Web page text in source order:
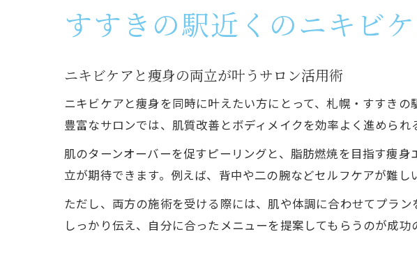
ピーリングで
ピーリン
痩身も叶
ニキビケ
ニキビケアを
効果的な
すすきの
北海道札
すすきの駅近くのニキビ
ニキビケアと痩身の両立が叶うサロン活用術
ニキビケアと痩身を同時に叶えたい方にとって、札幌・すすき
豊富なサロンでは、肌質改善とボディメイクを効率よく進められ
肌のターンオーバーを促すピーリングと、脂肪燃焼を目指す痩
立が期待できます。例えば、背中や二の腕などセルフケアが難
ただし、両方の施術を受ける際には、肌や体調に合わせてプラ
しっかり伝え、自分に合ったメニューを提案してもらうのが成功